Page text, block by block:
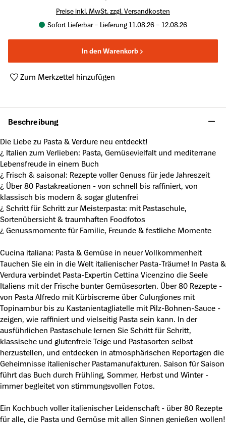
Preise inkl. MwSt. zzgl. Versandkosten
Sofort Lieferbar – Lieferung 11.08.26 – 12.08.26
In den Warenkorb
Zum Merkzettel hinzufügen
Beschreibung
Die Liebe zu Pasta & Verdure neu entdeckt!
¿ Italien zum Verlieben: Pasta, Gemüsevielfalt und mediterrane
Lebensfreude in einem Buch
¿ Frisch & saisonal: Rezepte voller Genuss für jede Jahreszeit
¿ Über 80 Pastakreationen - von schnell bis raffiniert, von
klassisch bis modern & sogar glutenfrei
¿ Schritt für Schritt zur Meisterpasta: mit Pastaschule,
Sortenübersicht & traumhaften Foodfotos
¿ Genussmomente für Familie, Freunde & festliche Momente
Cucina italiana: Pasta & Gemüse in neuer Vollkommenheit
Tauchen Sie ein in die Welt italienischer Pasta-Träume! In Pasta &
Verdura verbindet Pasta-Expertin Cettina Vicenzino die Seele
Italiens mit der Frische bunter Gemüsesorten. Über 80 Rezepte -
von Pasta Alfredo mit Kürbiscreme über Culurgiones mit
Topinambur bis zu Kastanientagliatelle mit Pilz-Bohnen-Sauce -
zeigen, wie raffiniert und vielseitig Pasta sein kann. In der
ausführlichen Pastaschule lernen Sie Schritt für Schritt,
klassische und glutenfreie Teige und Pastasorten selbst
herzustellen, und entdecken in atmosphärischen Reportagen die
Geheimnisse italienischer Pastamanufakturen. Saison für Saison
führt das Buch durch Frühling, Sommer, Herbst und Winter -
immer begleitet von stimmungsvollen Fotos.
Ein Kochbuch voller italienischer Leidenschaft - über 80 Rezepte
für alle, die Pasta und Gemüse mit allen Sinnen genießen wollen!